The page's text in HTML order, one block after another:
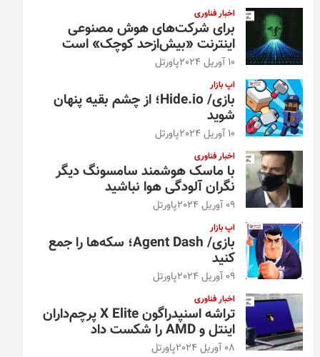
اخبار فناوری
برای شرکت‌های هوش مصنوعی
اینترنت «بیش‌از‌حد کوچک» است
10 آوریل 2024 پاورتل
اپ بازار
بازی/ Hide.io؛ از چشم بقیه پنهان
شوید
10 آوریل 2024 پاورتل
اخبار فناوری
با ماسک هوشمند سامسونگ دیگر
نگران آلودگی هوا نباشید
09 آوریل 2024 پاورتل
اپ بازار
بازی/ Agent Dash؛ سکه‌ها را جمع
کنید
09 آوریل 2024 پاورتل
اخبار فناوری
تراشه اسنپدراگون X Elite پرچم‌داران
اینتل و AMD را شکست داد
08 آوریل 2024 پاورتل